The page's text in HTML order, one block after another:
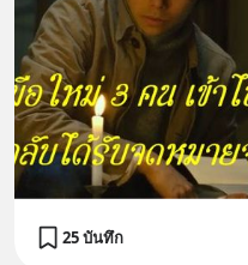
25 บันทึก